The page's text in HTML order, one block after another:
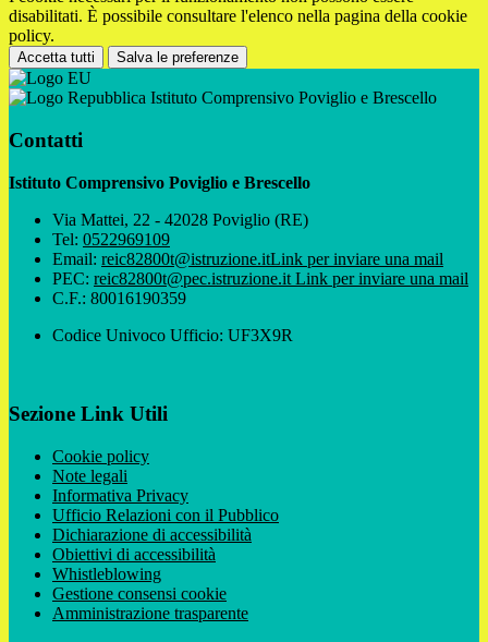
disabilitati. È possibile consultare l'elenco nella pagina della cookie
policy.
Accetta tutti Salva le preferenze
Istituto Comprensivo Poviglio e Brescello
Contatti
Istituto Comprensivo Poviglio e Brescello
Via Mattei, 22 - 42028 Poviglio (RE)
Tel: 0522969109
Email: reic82800t@istruzione.itLink per inviare una mail
PEC: reic82800t@pec.istruzione.it Link per inviare una mail
C.F.: 80016190359
Codice Univoco Ufficio: UF3X9R
Sezione Link Utili
Cookie policy
Note legali
Informativa Privacy
Ufficio Relazioni con il Pubblico
Dichiarazione di accessibilità
Obiettivi di accessibilità
Whistleblowing
Gestione consensi cookie
Amministrazione trasparente